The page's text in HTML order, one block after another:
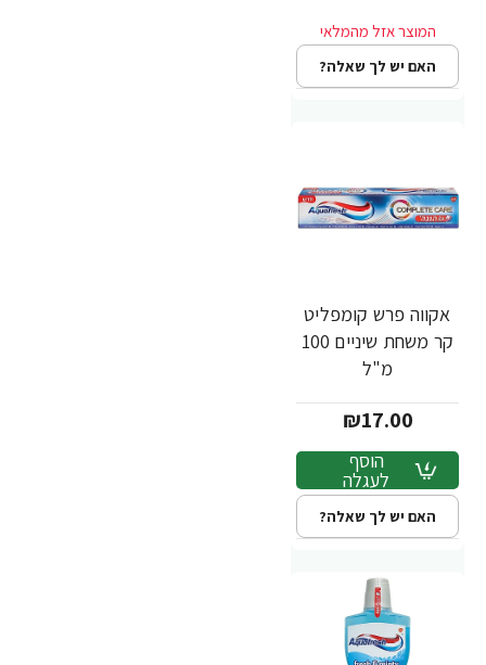
האם יש לך שאלה?
אקווה פרש קומפליט
קר משחת שיניים 100
מ"ל
₪17.00
הוסף
לעגלה
האם יש לך שאלה?